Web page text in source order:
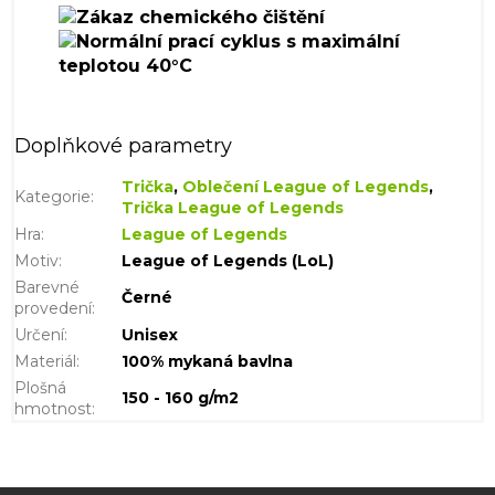
Doplňkové parametry
Kategorie: Trička, Oblečení League of Legends,
Trička League of Legends
Hra:
League of Legends
Motiv:
League of Legends (LoL)
Barevné
provedení:
Černé
Určení:
Unisex
Materiál:
100% mykaná bavlna
Plošná
hmotnost:
150 - 160 g/m2